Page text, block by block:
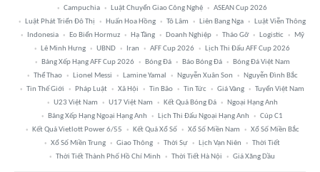
Campuchia
Luật Chuyển Giao Công Nghệ
ASEAN Cup 2026
Luật Phát Triển Đô Thị
Huấn Hoa Hồng Tô Lâm Liên Bang Nga
Luật Viễn Thông
Indonesia
Eo Biển Hormuz Hạ Tầng Doanh Nghiệp Tháo Gỡ Logistic
Mỹ
Lê Minh Hưng
UBND Iran AFF Cup 2026
Lịch Thi Đấu AFF Cup 2026
Bảng Xếp Hạng AFF Cup 2026
Bóng Đá Báo Bóng Đá
Bóng Đá Việt Nam
Thể Thao
Lionel Messi Lamine Yamal Nguyễn Xuân Son
Nguyễn Đình Bắc
Tin Thế Giới
Pháp Luật Xã Hội Tin Bão Tin Tức Giá Vàng
Tuyển Việt Nam
U23 Việt Nam
U17 Việt Nam Kết Quả Bóng Đá
Ngoại Hạng Anh
Bảng Xếp Hạng Ngoại Hạng Anh
Lịch Thi Đấu Ngoại Hạng Anh
Cúp C1
Kết Quả Vietlott Power 6/55
Kết Quả Xổ Số Xổ Số Miền Nam
Xổ Số Miền Bắc
Xổ Số Miền Trung
Giao Thông Thời Sự Lịch Vạn Niên
Thời Tiết
Thời Tiết Thành Phố Hồ Chí Minh
Thời Tiết Hà Nội Giá Xăng Dầu